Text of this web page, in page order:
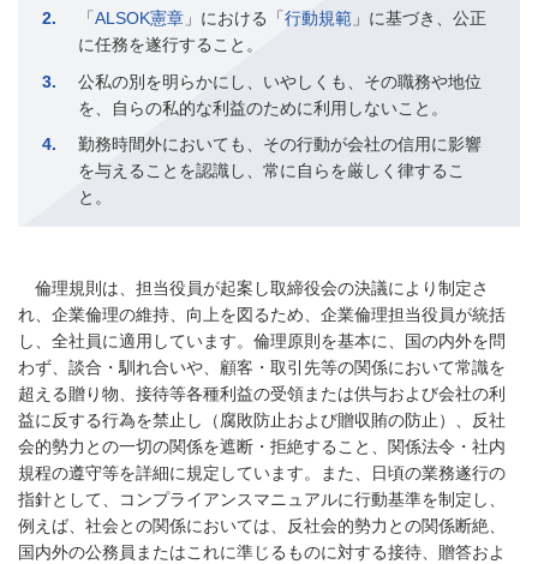
2
「ALSOK憲章 」における「行動規範 」に基づき、公正
に任務を遂行すること。
3
公私の別を明らかにし、いやしくも、その職務や地位
を、自らの私的な利益のために利用しないこと。
4
勤務時間外においても、その行動が会社の信用に影響
を与えることを認識し、常に自らを厳しく律するこ
と。
倫理規則は、担当役員が起案し取締役会の決議により制定さ
れ、企業倫理の維持、向上を図るため、企業倫理担当役員が統括
し、全社員に適用しています。倫理原則を基本に、国の内外を問
わず、談合・馴れ合いや、顧客・取引先等の関係において常識を
超える贈り物、接待等各種利益の受領または供与および会社の利
益に反する行為を禁止し（腐敗防止および贈収賄の防止）、反社
会的勢力との一切の関係を遮断・拒絶すること、関係法令・社内
規程の遵守等を詳細に規定しています。また、日頃の業務遂行の
指針として、コンプライアンスマニュアルに行動基準を制定し、
例えば、社会との関係においては、反社会的勢力との関係断絶、
国内外の公務員またはこれに準じるものに対する接待、贈答およ